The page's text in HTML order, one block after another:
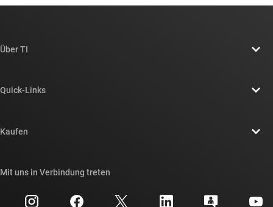
Über TI
Newsroom
Quick-Links
Querverweis-Suche
Kundensupportzentrum
Kaufen
Mit uns in Verbindung treten